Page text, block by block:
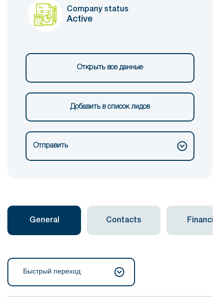
Company status
Active
Открыть все данные
Добавить в список лидов
Отправить
General Contacts Financial
Быстрый переход